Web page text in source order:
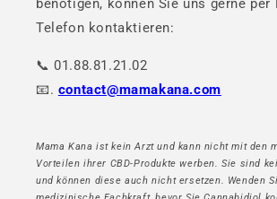
benötigen, können Sie uns gerne per
Telefon kontaktieren:
📞 01.88.81.21.02
📧. contact@mamakana.com
Mama Kana ist kein Arzt und kann nicht mit den
Vorteilen ihrer CBD-Produkte werben. Sie sind
und können diese auch nicht ersetzen. Wenden